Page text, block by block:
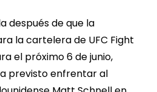
después de que la
la cartelera de UFC Fight
el próximo 6 de junio,
previsto enfrentar al